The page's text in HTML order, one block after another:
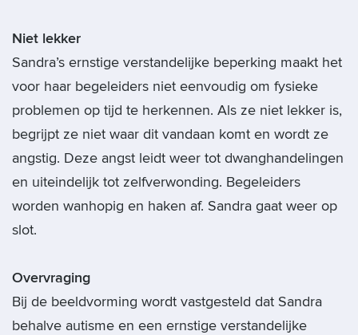
Niet lekker
Sandra’s ernstige verstandelijke beperking maakt het
voor haar begeleiders niet eenvoudig om fysieke
problemen op tijd te herkennen. Als ze niet lekker is,
begrijpt ze niet waar dit vandaan komt en wordt ze
angstig. Deze angst leidt weer tot dwanghandelingen
en uiteindelijk tot zelfverwonding. Begeleiders
worden wanhopig en haken af. Sandra gaat weer op
slot.
Overvraging
Bij de beeldvorming wordt vastgesteld dat Sandra
behalve autisme en een ernstige verstandelijke